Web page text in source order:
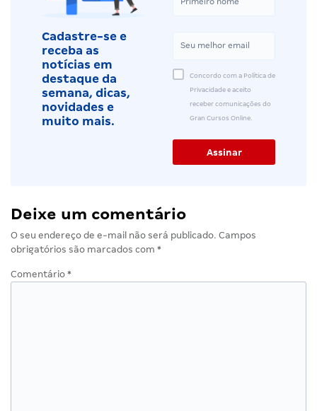
Cadastre-se e
receba as
notícias em
destaque da
semana, dicas,
novidades e
muito mais.
Concordo com a Política de
Privacidade e aceito
receber comunicações do
Gran Cursos Online.
Deixe um comentário
O seu endereço de e-mail não será publicado. Campos
obrigatórios são marcados com *
Comentário *